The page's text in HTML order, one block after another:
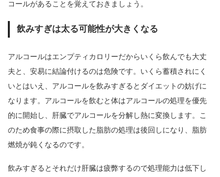
コールがあることを覚えておきましょう。
飲みすぎは太る可能性が大きくなる
アルコールはエンプティカロリーだからいくら飲んでも大丈
夫と、安易に結論付けるのは危険です。いくら蓄積されにく
いとはいえ、アルコールを飲みすぎるとダイエットの妨げに
なります。アルコールを飲むと体はアルコールの処理を優先
的に開始し、肝臓でアルコールを分解し熱に変換します。こ
のため食事の際に摂取した脂肪の処理は後回しになり、脂肪
燃焼が鈍くなるのです。
飲みすぎるとそれだけ肝臓は疲弊するので処理能力は低下し